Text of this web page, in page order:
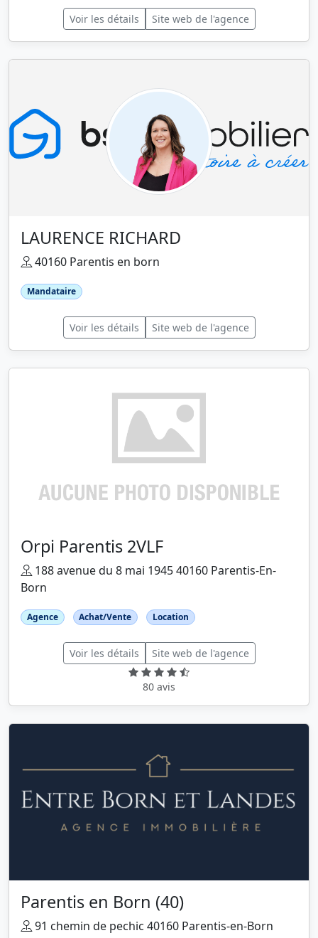
Voir les détails Site web de l'agence
LAURENCE RICHARD
40160 Parentis en born
Mandataire
Voir les détails Site web de l'agence
Orpi Parentis 2VLF
188 avenue du 8 mai 1945 40160 Parentis-En-
Born
Agence Achat/Vente Location
Voir les détails Site web de l'agence
80 avis
Parentis en Born (40)
91 chemin de pechic 40160 Parentis-en-Born